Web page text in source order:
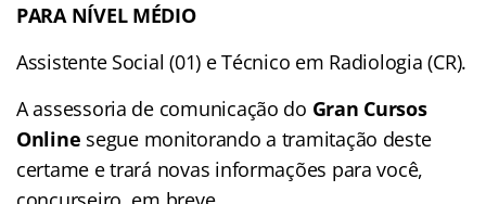
PARA NÍVEL MÉDIO
Assistente Social (01) e Técnico em Radiologia (CR).
A assessoria de comunicação do Gran Cursos
Online segue monitorando a tramitação deste
certame e trará novas informações para você,